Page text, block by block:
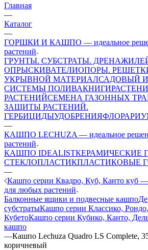
Главная
—
Каталог
—
ГОРШКИ И КАШПО — идеальное
растений
ГРУНТЫ. СУБСТРАТЫ. ДРЕНАЖИ
ОПРЫСКИВАТЕЛИОПОРЫ.
УКРЫВНОЙ МАТЕРИАЛСАДОВЫЙ
СИСТЕМЫ ПОЛИВАКНИГИ
РАСТЕНИЙСЕМЕНА ГАЗОННЫХ
ЗАЩИТЫ РАСТЕНИЙ.
ГЕРБИЦИДЫУДОБРЕНИЯ
—
КАШПО LECHUZA — идеальное
растений
КАШПО IDEALISTКЕРАМИЧЕСКИЕ
СТЕКЛОПЛАСТИКПЛАСТИКОВЫЕ
—
Кашпо серии Квадро, Куб, Канто куб
для любых растений
Балконные ящики и подвесные кашпо
субстратыКашпо серии Классико,
КубетоКашпо серии Кубико, Канто,
кашпо
—Кашпо Lechuza Quadro LS Complete,
коричневый